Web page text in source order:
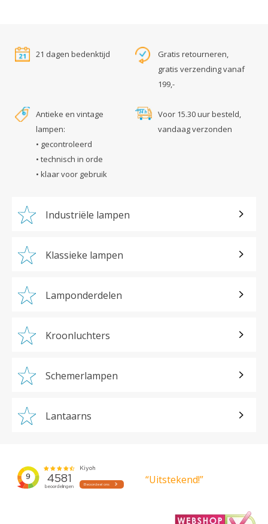
21 dagen bedenktijd
Gratis retourneren,
gratis verzending vanaf
199,-
Antieke en vintage
lampen:
• gecontroleerd
• technisch in orde
• klaar voor gebruik
Voor 15.30 uur besteld,
vandaag verzonden
Industriële lampen
Klassieke lampen
Lamponderdelen
Kroonluchters
Schemerlampen
Lantaarns
“Uitstekend!”